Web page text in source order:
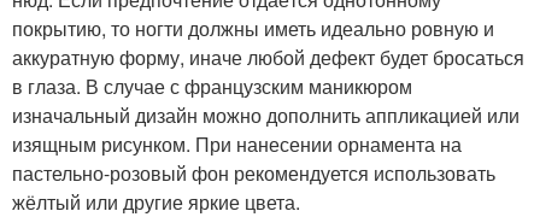
покрытию, то ногти должны иметь идеально ровную и
аккуратную форму, иначе любой дефект будет бросаться
в глаза. В случае с французским маникюром
изначальный дизайн можно дополнить аппликацией или
изящным рисунком. При нанесении орнамента на
пастельно-розовый фон рекомендуется использовать
жёлтый или другие яркие цвета.